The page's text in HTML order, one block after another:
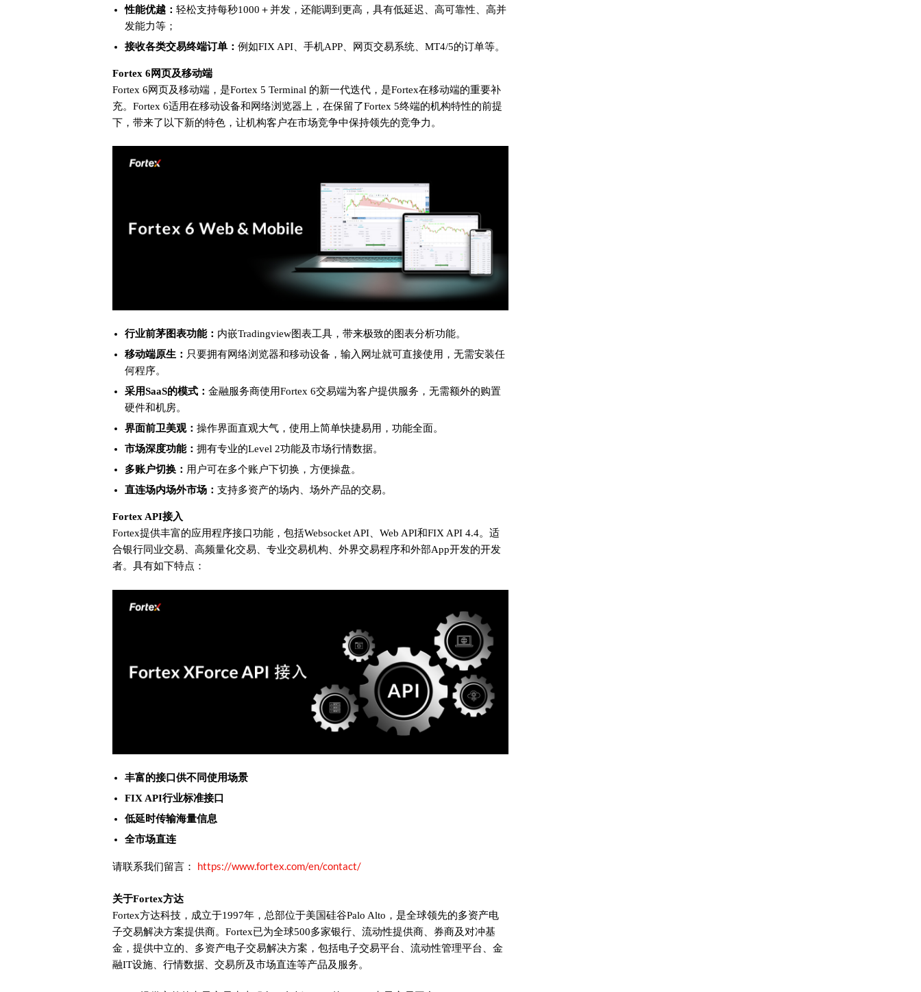
性能优越： 轻松支持每秒1000＋并发，还能调到更高，具有低延迟、高可靠性、高并
发能力等；
接收各类交易终端订单： 例如FIX API、手机APP、网页交易系统、MT4/5的订单等。
Fortex 6网页及移动端
Fortex 6网页及移动端，是Fortex 5 Terminal 的新一代迭代，是Fortex在移动端的重要补
充。Fortex 6适用在移动设备和网络浏览器上，在保留了Fortex 5终端的机构特性的前提
下，带来了以下新的特色，让机构客户在市场竞争中保持领先的竞争力。
行业前茅图表功能： 内嵌Tradingview图表工具，带来极致的图表分析功能。
移动端原生： 只要拥有网络浏览器和移动设备，输入网址就可直接使用，无需安装任
何程序。
采用SaaS的模式： 金融服务商使用Fortex 6交易端为客户提供服务，无需额外的购置
硬件和机房。
界面前卫美观： 操作界面直观大气，使用上简单快捷易用，功能全面。
市场深度功能： 拥有专业的Level 2功能及市场行情数据。
多账户切换： 用户可在多个账户下切换，方便操盘。
直连场内场外市场： 支持多资产的场内、场外产品的交易。
Fortex API接入
Fortex提供丰富的应用程序接口功能，包括Websocket API、Web API和FIX API 4.4。适
合银行同业交易、高频量化交易、专业交易机构、外界交易程序和外部App开发的开发
者。具有如下特点：
丰富的接口供不同使用场景
FIX API行业标准接口
低延时传输海量信息
全市场直连
请联系我们留言： https://www.fortex.com/en/contact/
关于Fortex方达
Fortex方达科技，成立于1997年，总部位于美国硅谷Palo Alto，是全球领先的多资产电
子交易解决方案提供商。Fortex已为全球500多家银行、流动性提供商、券商及对冲基
金，提供中立的、多资产电子交易解决方案，包括电子交易平台、流动性管理平台、金
融IT设施、行情数据、交易所及市场直连等产品及服务。